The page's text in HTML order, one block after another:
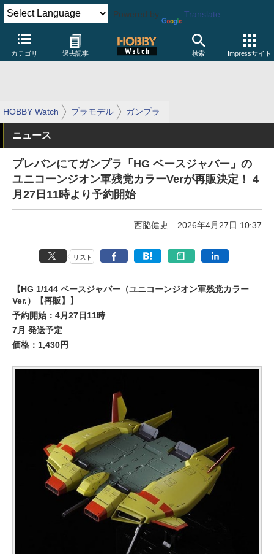
Powered by Translate
カテゴリ 過去記事 検索 Impressサイト
HOBBY Watch プラモデル ガンプラ
ニュース
プレバンにてガンプラ「HG ベースジャバー」の
ユニコーンジオン軍残党カラーVerが再販決定！ 4
月27日11時より予約開始
西脇健史 2026年4月27日 10:37
リスト
【HG 1/144 ベースジャバー（ユニコーンジオン軍残党カラー
Ver.）【再販】】
予約開始：4月27日11時
7月 発送予定
価格：1,430円